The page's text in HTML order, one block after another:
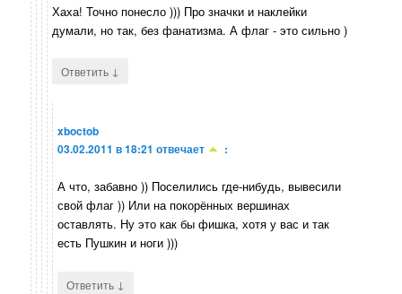
Хаха! Точно понесло ))) Про значки и наклейки
думали, но так, без фанатизма. А флаг - это сильно )
Ответить ↓
xboctob
03.02.2011 в 18:21 отвечает :
А что, забавно )) Поселились где-нибудь, вывесили
свой флаг )) Или на покорённых вершинах
оставлять. Ну это как бы фишка, хотя у вас и так
есть Пушкин и ноги )))
Ответить ↓